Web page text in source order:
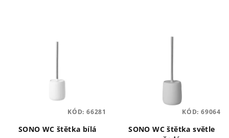
SONO WC štětka bílá
KÓD: 66281
SONO WC štětka světle
KÓD: 69064